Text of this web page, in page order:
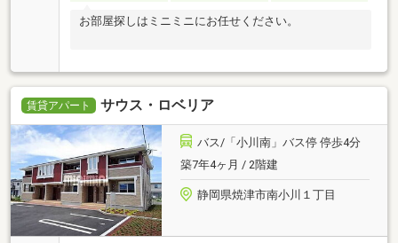
お部屋探しはミニミニにお任せください。
賃貸アパート サウス・ロベリア
バス/「小川南」バス停 停歩4分
築7年4ヶ月 / 2階建
静岡県焼津市南小川１丁目